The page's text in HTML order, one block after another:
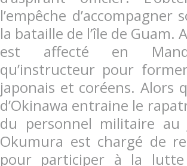
l’empêche
la bataille de l’île de Guam.
est affecté en
qu’instructeur pour
japonais et coréens. Alors
d’Okinawa entraine le
du personnel militaire au
Okumura est chargé de
pour participer à la lutte